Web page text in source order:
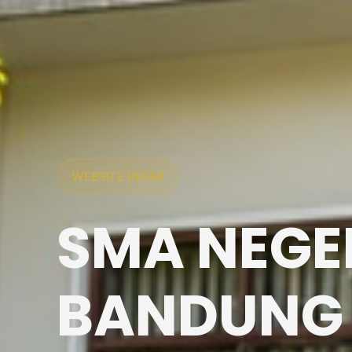
WEBSITE RESMI
SMA
BANDUNG